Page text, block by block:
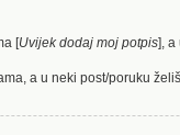
[Uvijek dodaj moj potpis], a
a u neki post/poruku